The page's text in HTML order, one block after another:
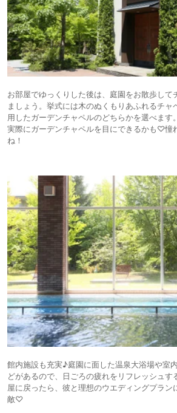
お部屋でゆっくりした後は、庭園をお散歩して
ましょう。挙式には木のぬくもりあふれるチャ
用したガーデンチャペルのどちらかを選べます
実際にガーデンチャペルを目にできるかも♡憧
ね！
館内施設も充実♪庭園に面した温泉大浴場や室
どがあるので、日ごろの疲れをリフレッシュす
屋に戻ったら、彼と理想のウエディングプラン
敵♡